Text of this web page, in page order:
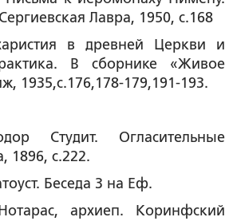
Лавра, 1950, с.168
в древней Церкви и
В сборнике «Живое
1935,с.176,178-179,191-193.
Студит. Огласительные
1896, с.222.
Беседа 3 на Еф.
архиеп. Коринфский